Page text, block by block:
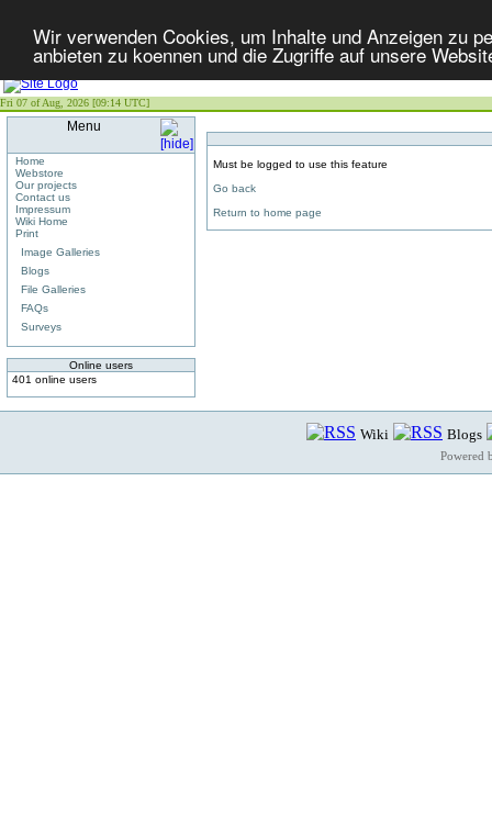
Wir verwenden Cookies, um Inhalte und Anzeigen zu
anbieten zu koennen und die Zugriffe auf unsere
Fri 07 of Aug, 2026 [09:14 UTC]
Menu
Home
Webstore
Our projects
Contact us
Impressum
Wiki Home
Print
Image Galleries
Blogs
File Galleries
FAQs
Surveys
Online users
401 online users
Must be logged to use this feature
Go back
Return to home page
Wiki Blogs
Powered